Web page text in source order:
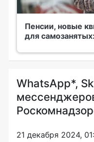
Пенсии, новые
для
WhatsApp*,
21 декабря 2024,